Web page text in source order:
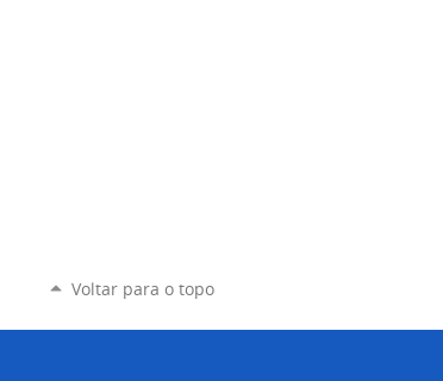
Voltar para o topo